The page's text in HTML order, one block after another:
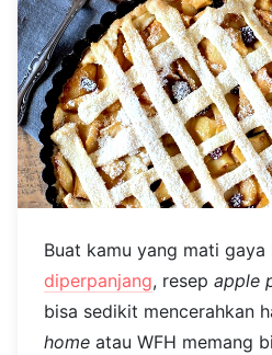
Buat kamu yang mati gaya
diperpanjang, resep apple
bisa sedikit mencerahkan
home atau WFH memang